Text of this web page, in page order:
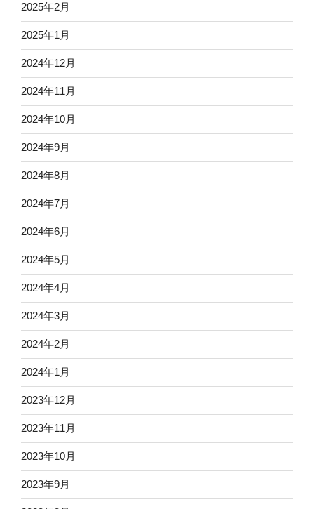
2025年2月
2025年1月
2024年12月
2024年11月
2024年10月
2024年9月
2024年8月
2024年7月
2024年6月
2024年5月
2024年4月
2024年3月
2024年2月
2024年1月
2023年12月
2023年11月
2023年10月
2023年9月